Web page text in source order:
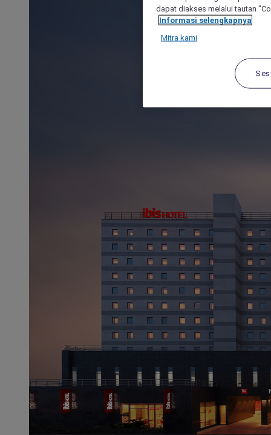
dapat diakses melalui tautan
Informasi selengkapnya
Mitra kami